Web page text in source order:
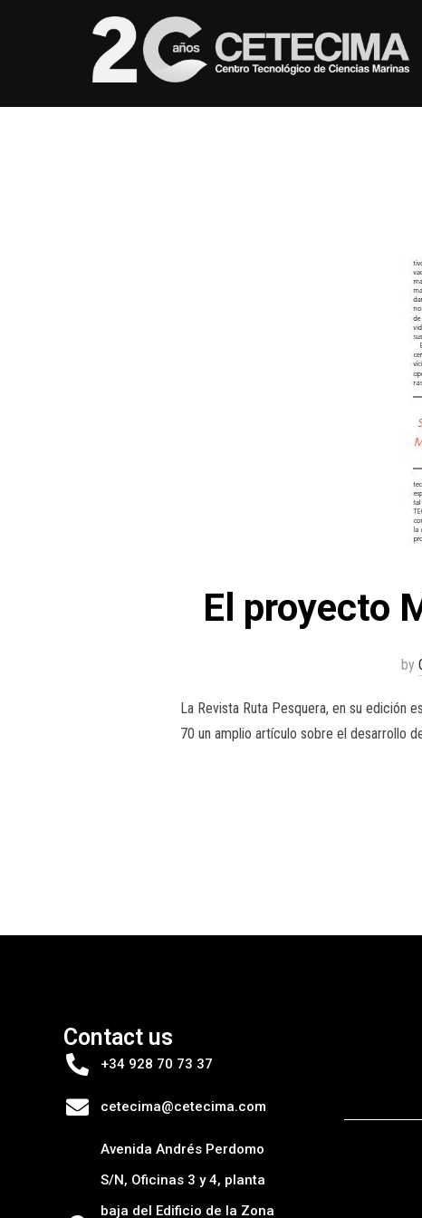
El proyecto
by
La Revista Ruta Pesquera, en su edición
70 un amplio artículo sobre el desarrollo
Contact us
+34 928 70 73 37
cetecima@cetecima.com
Avenida Andrés Perdomo
S/N, Oficinas 3 y 4, planta
baja del Edificio de la Zona